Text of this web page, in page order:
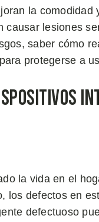
la
lesiones
saber cómo
protegerse a
la vida en el
los defectos en
defectuoso